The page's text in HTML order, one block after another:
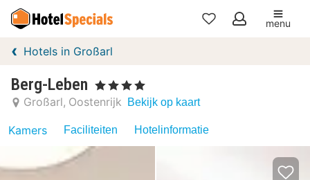
Mijn
menu
Hotels in Großarl
Berg-Leben , 4 Sterren
Großarl Oostenrijk Bekijk op kaart
Kamers Faciliteiten Hotelinformatie